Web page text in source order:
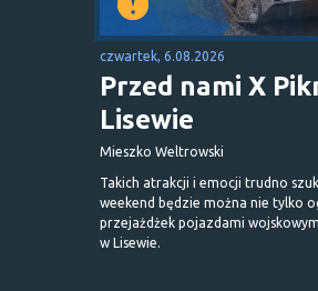
czwartek, 6.08.2026
Przed nami X
Lisewie
Mieszko Weltrowski
Takich atrakcji i emocji trudno
weekend będzie można nie tylko
przejażdżek pojazdami
w Lisewie.